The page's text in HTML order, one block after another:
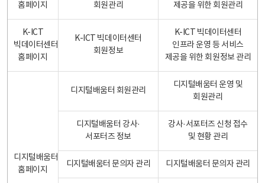
홈페이지
회원관리
제공을 위한 회원관리
K-ICT
빅데이터센터
홈페이지
K-ICT 빅데이터센터
회원정보
K-ICT 빅데이터센터
인프라 운영 등 서비스
제공을 위한 회원정보 관리
디지털배움터
홈페이지
디지털배움터 회원관리
디지털배움터 운영 및
회원관리
디지털배움터 강사·
서포터즈 정보
강사·서포터즈 신청 접수
및 현황 관리
디지털배움터 문의자 관리 디지털배움터 문의자 관리